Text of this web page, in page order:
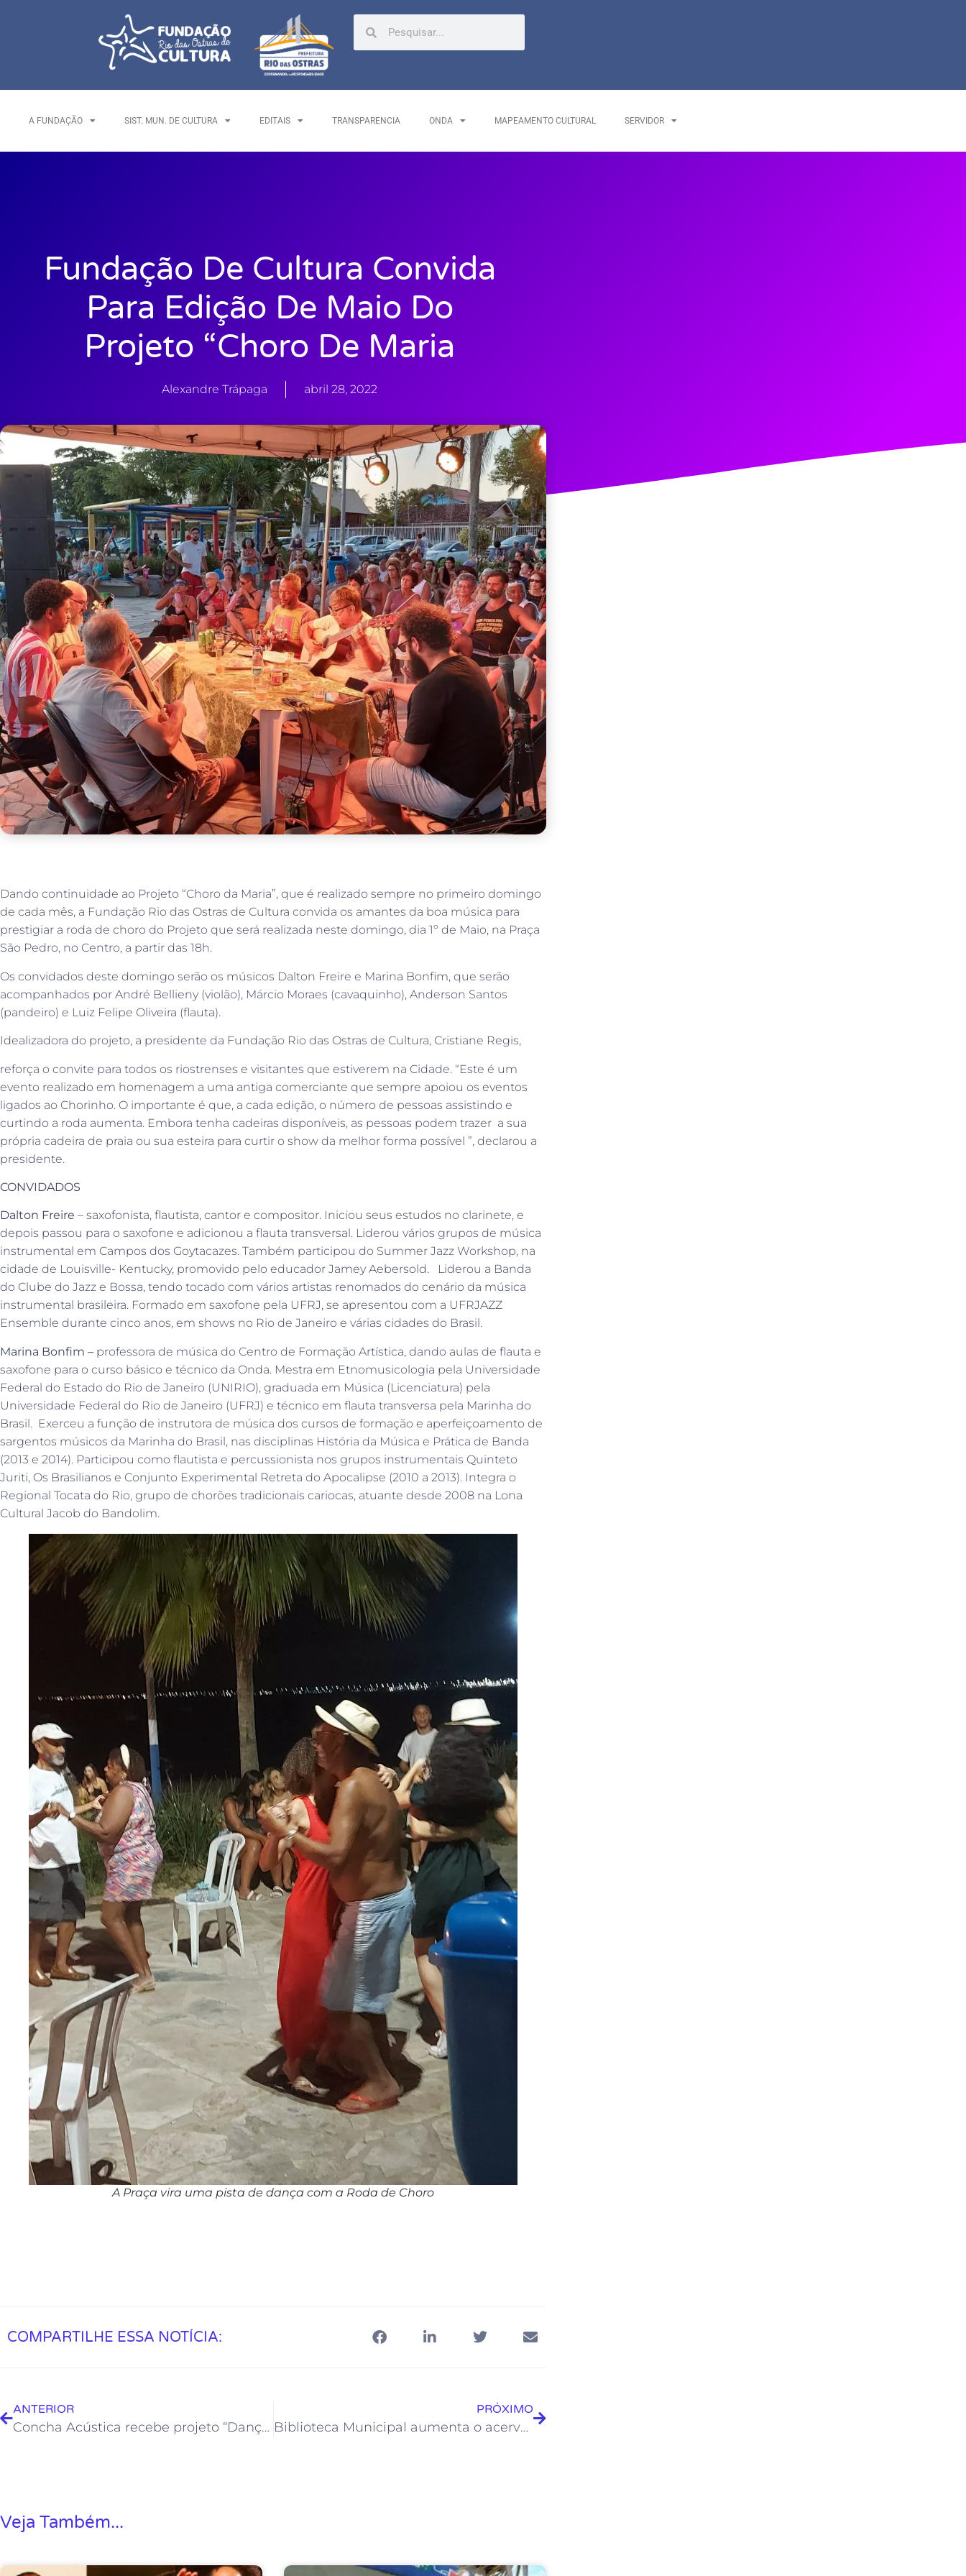
A FUNDAÇÃO SIST. MUN. DE CULTURA EDITAIS TRANSPARENCIA ONDA MAPEAMENTO CULTURAL SERVIDOR
Fundação De Cultura Convida
Para Edição De Maio Do
Projeto “Choro De Maria
Alexandre Trápaga abril 28, 2022
Dando continuidade ao Projeto “Choro da Maria”, que é realizado sempre no primeiro domingo
de cada mês, a Fundação Rio das Ostras de Cultura convida os amantes da boa música para
prestigiar a roda de choro do Projeto que será realizada neste domingo, dia 1º de Maio, na Praça
São Pedro, no Centro, a partir das 18h.
Os convidados deste domingo serão os músicos Dalton Freire e Marina Bonfim, que serão
acompanhados por André Bellieny (violão), Márcio Moraes (cavaquinho), Anderson Santos
(pandeiro) e Luiz Felipe Oliveira (flauta).
Idealizadora do projeto, a presidente da Fundação Rio das Ostras de Cultura, Cristiane Regis,
reforça o convite para todos os riostrenses e visitantes que estiverem na Cidade. “Este é um
evento realizado em homenagem a uma antiga comerciante que sempre apoiou os eventos
ligados ao Chorinho. O importante é que, a cada edição, o número de pessoas assistindo e
curtindo a roda aumenta. Embora tenha cadeiras disponíveis, as pessoas podem trazer a sua
própria cadeira de praia ou sua esteira para curtir o show da melhor forma possível ”, declarou a
presidente.
CONVIDADOS
Dalton Freire – saxofonista, flautista, cantor e compositor. Iniciou seus estudos no clarinete, e
depois passou para o saxofone e adicionou a flauta transversal. Liderou vários grupos de música
instrumental em Campos dos Goytacazes. Também participou do Summer Jazz Workshop, na
cidade de Louisville- Kentucky, promovido pelo educador Jamey Aebersold. Liderou a Banda
do Clube do Jazz e Bossa, tendo tocado com vários artistas renomados do cenário da música
instrumental brasileira. Formado em saxofone pela UFRJ, se apresentou com a UFRJAZZ
Ensemble durante cinco anos, em shows no Rio de Janeiro e várias cidades do Brasil.
Marina Bonfim – professora de música do Centro de Formação Artística, dando aulas de flauta e
saxofone para o curso básico e técnico da Onda. Mestra em Etnomusicologia pela Universidade
Federal do Estado do Rio de Janeiro (UNIRIO), graduada em Música (Licenciatura) pela
Universidade Federal do Rio de Janeiro (UFRJ) e técnico em flauta transversa pela Marinha do
Brasil. Exerceu a função de instrutora de música dos cursos de formação e aperfeiçoamento de
sargentos músicos da Marinha do Brasil, nas disciplinas História da Música e Prática de Banda
(2013 e 2014). Participou como flautista e percussionista nos grupos instrumentais Quinteto
Juriti, Os Brasilianos e Conjunto Experimental Retreta do Apocalipse (2010 a 2013). Integra o
Regional Tocata do Rio, grupo de chorões tradicionais cariocas, atuante desde 2008 na Lona
Cultural Jacob do Bandolim.
A Praça vira uma pista de dança com a Roda de Choro
COMPARTILHE ESSA NOTÍCIA:
ANTERIOR
Concha Acústica recebe projeto “Dançar é Para Todos”
PRÓXIMO
Biblioteca Municipal aumenta o acervo de livros
Veja Também...